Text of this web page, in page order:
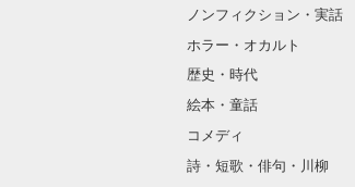
ノンフィクション・実話
ホラー・オカルト
歴史・時代
絵本・童話
コメディ
詩・短歌・俳句・川柳